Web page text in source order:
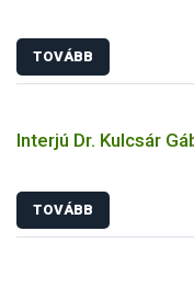
TOVÁBB
Interjú Dr. Kulcsár
TOVÁBB